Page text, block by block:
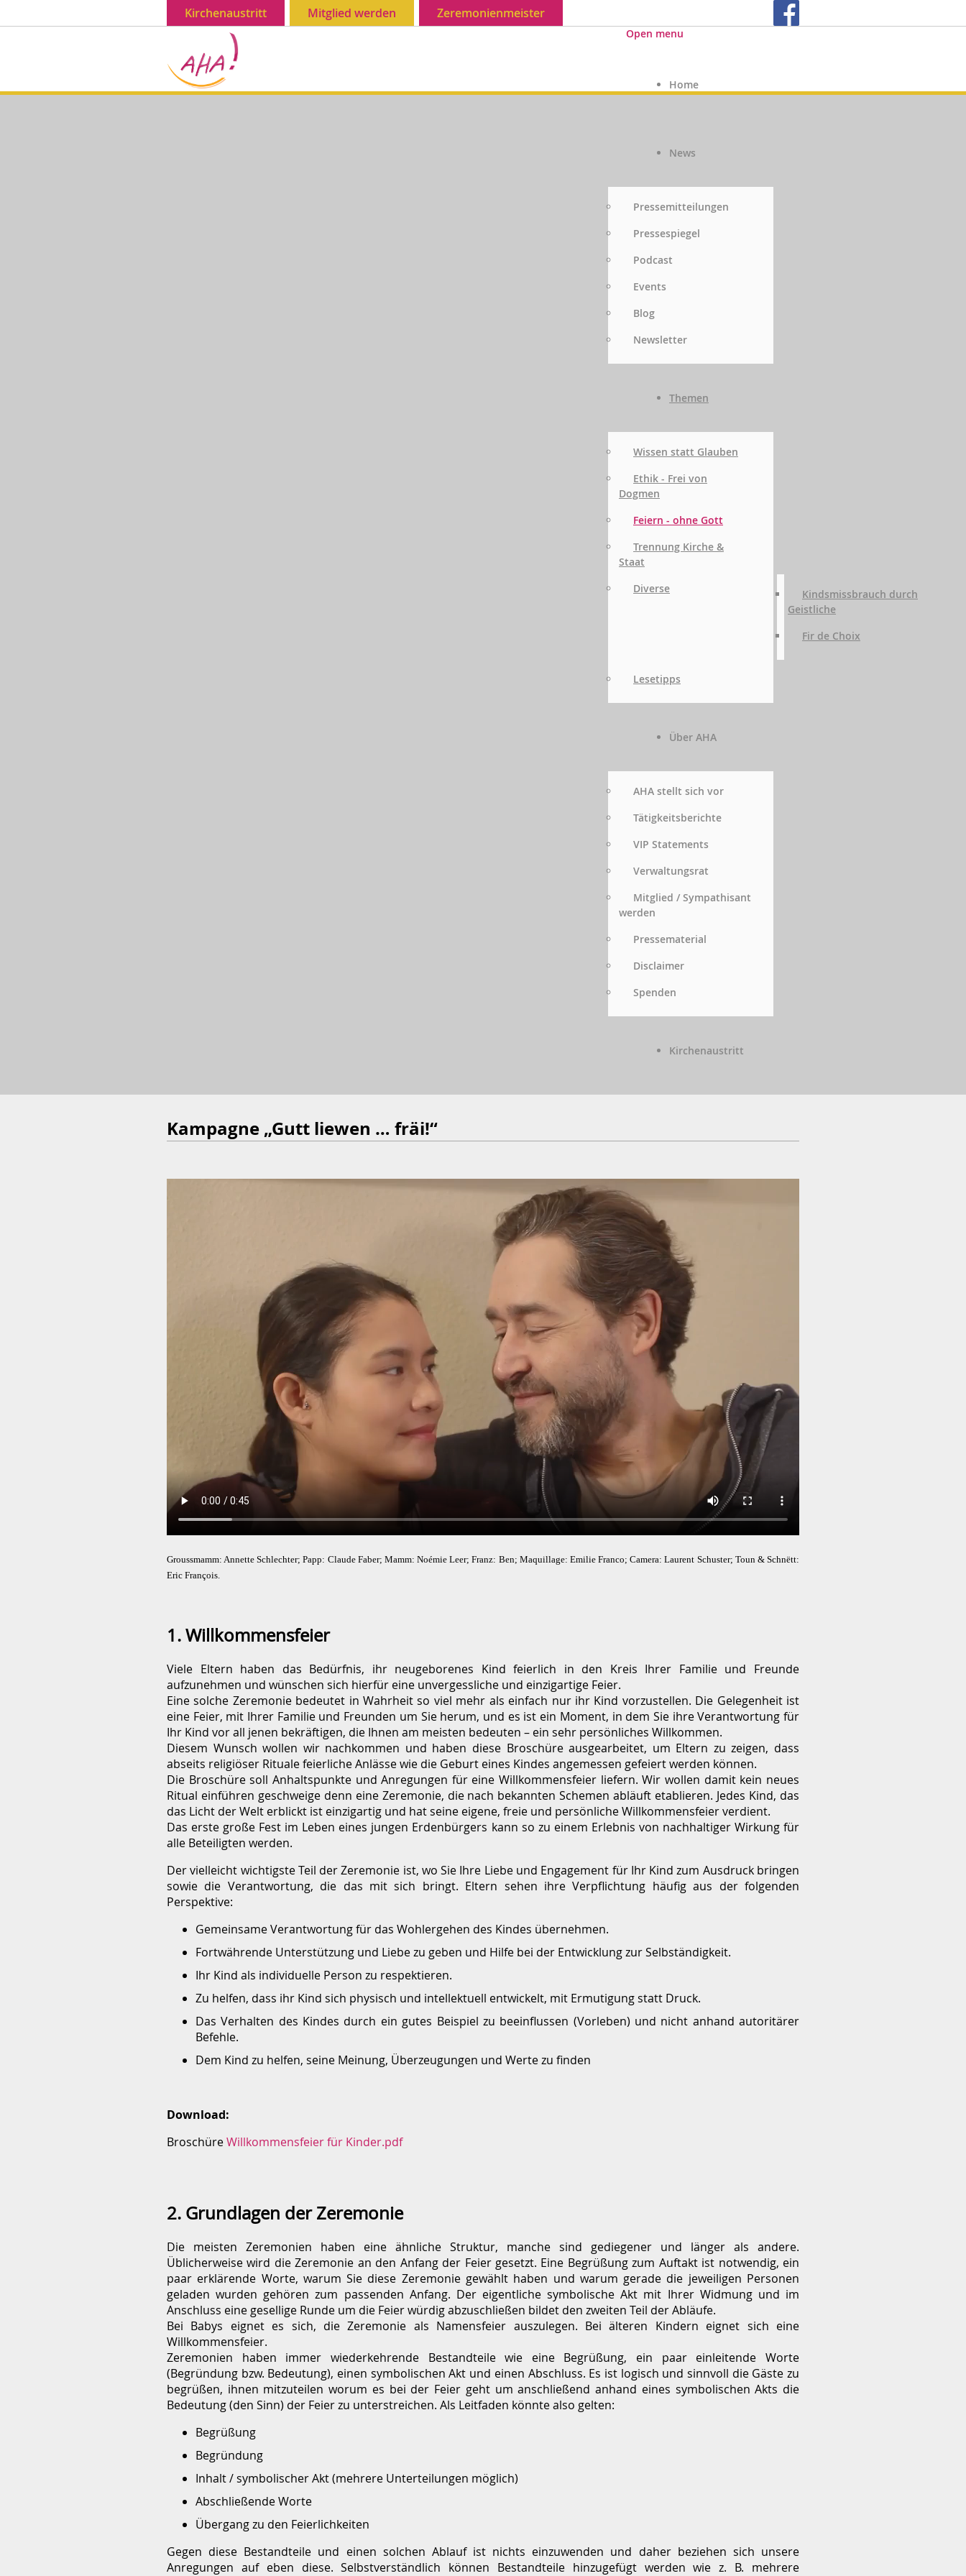
Kirchenaustritt Mitglied werden Zeremonienmeister
Open menu
Home
News
Pressemitteilungen
Pressespiegel
Podcast
Events
Blog
Newsletter
Themen
Wissen statt Glauben
Ethik - Frei von
Dogmen
Feiern - ohne Gott
Trennung Kirche &
Staat
Diverse
Kindsmissbrauch durch
Geistliche
Fir de Choix
Lesetipps
Über AHA
AHA stellt sich vor
Tätigkeitsberichte
VIP Statements
Verwaltungsrat
Mitglied / Sympathisant
werden
Pressematerial
Disclaimer
Spenden
Kirchenaustritt
Kampagne „Gutt liewen … fräi!“
Groussmamm: Annette Schlechter; Papp: Claude Faber; Mamm: Noémie Leer; Franz: Ben; Maquillage: Emilie Franco; Camera: Laurent Schuster; Toun & Schnëtt:
Eric François.
1. Willkommensfeier
Viele Eltern haben das Bedürfnis, ihr neugeborenes Kind feierlich in den Kreis Ihrer Familie und Freunde
aufzunehmen und wünschen sich hierfür eine unvergessliche und einzigartige Feier.
Eine solche Zeremonie bedeutet in Wahrheit so viel mehr als einfach nur ihr Kind vorzustellen. Die Gelegenheit ist
eine Feier, mit Ihrer Familie und Freunden um Sie herum, und es ist ein Moment, in dem Sie ihre Verantwortung für
Ihr Kind vor all jenen bekräftigen, die Ihnen am meisten bedeuten – ein sehr persönliches Willkommen.
Diesem Wunsch wollen wir nachkommen und haben diese Broschüre ausgearbeitet, um Eltern zu zeigen, dass
abseits religiöser Rituale feierliche Anlässe wie die Geburt eines Kindes angemessen gefeiert werden können.
Die Broschüre soll Anhaltspunkte und Anregungen für eine Willkommensfeier liefern. Wir wollen damit kein neues
Ritual einführen geschweige denn eine Zeremonie, die nach bekannten Schemen abläuft etablieren. Jedes Kind, das
das Licht der Welt erblickt ist einzigartig und hat seine eigene, freie und persönliche Willkommensfeier verdient.
Das erste große Fest im Leben eines jungen Erdenbürgers kann so zu einem Erlebnis von nachhaltiger Wirkung für
alle Beteiligten werden.
Der vielleicht wichtigste Teil der Zeremonie ist, wo Sie Ihre Liebe und Engagement für Ihr Kind zum Ausdruck bringen
sowie die Verantwortung, die das mit sich bringt. Eltern sehen ihre Verpflichtung häufig aus der folgenden
Perspektive:
Gemeinsame Verantwortung für das Wohlergehen des Kindes übernehmen.
Fortwährende Unterstützung und Liebe zu geben und Hilfe bei der Entwicklung zur Selbständigkeit.
Ihr Kind als individuelle Person zu respektieren.
Zu helfen, dass ihr Kind sich physisch und intellektuell entwickelt, mit Ermutigung statt Druck.
Das Verhalten des Kindes durch ein gutes Beispiel zu beeinflussen (Vorleben) und nicht anhand autoritärer
Befehle.
Dem Kind zu helfen, seine Meinung, Überzeugungen und Werte zu finden
Download:
BroschüreWillkommensfeier für Kinder.pdf
2. Grundlagen der Zeremonie
Die meisten Zeremonien haben eine ähnliche Struktur, manche sind gediegener und länger als andere.
Üblicherweise wird die Zeremonie an den Anfang der Feier gesetzt. Eine Begrüßung zum Auftakt ist notwendig, ein
paar erklärende Worte, warum Sie diese Zeremonie gewählt haben und warum gerade die jeweiligen Personen
geladen wurden gehören zum passenden Anfang. Der eigentliche symbolische Akt mit Ihrer Widmung und im
Anschluss eine gesellige Runde um die Feier würdig abzuschließen bildet den zweiten Teil der Abläufe.
Bei Babys eignet es sich, die Zeremonie als Namensfeier auszulegen. Bei älteren Kindern eignet sich eine
Willkommensfeier.
Zeremonien haben immer wiederkehrende Bestandteile wie eine Begrüßung, ein paar einleitende Worte
(Begründung bzw. Bedeutung), einen symbolischen Akt und einen Abschluss. Es ist logisch und sinnvoll die Gäste zu
begrüßen, ihnen mitzuteilen worum es bei der Feier geht um anschließend anhand eines symbolischen Akts die
Bedeutung (den Sinn) der Feier zu unterstreichen. Als Leitfaden könnte also gelten:
Begrüßung
Begründung
Inhalt / symbolischer Akt (mehrere Unterteilungen möglich)
Abschließende Worte
Übergang zu den Feierlichkeiten
Gegen diese Bestandteile und einen solchen Ablauf ist nichts einzuwenden und daher beziehen sich unsere
Anregungen auf eben diese. Selbstverständlich können Bestandteile hinzugefügt werden wie z. B. mehrere